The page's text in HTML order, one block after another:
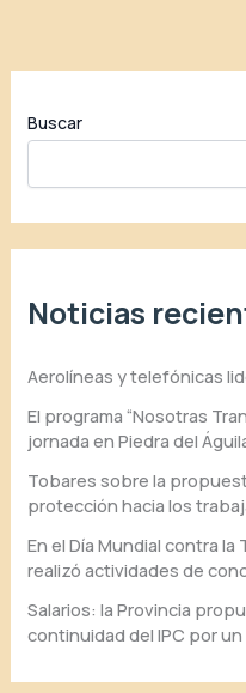
Buscar
Noticias
Aerolíneas y telefónicas
El programa “Nosotras
jornada en Piedra del
Tobares sobre la
protección hacia los
En el Día Mundial contra
realizó actividades de
Salarios: la Provincia
continuidad del IPC por un